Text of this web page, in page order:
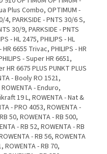
Plus Combo, OPTIMUM -
4, PARKSIDE - PNTS 30/6 S,
30/9, PARKSIDE - PNTS
- HL 2475, PHILIPS - HL
6655 Trivac, PHILIPS - HR
- Super HR 6651,
HR 6675 PLUS PUNKT PLUS
- Booly RO 1521,
- Enduro,
19 L, ROWENTA - Nat &
- PRO 4053, ROWENTA -
50, ROWENTA - RB 500,
- RB 52, ROWENTA - RB
- RB 56, ROWENTA
ROWENTA - RB 70,